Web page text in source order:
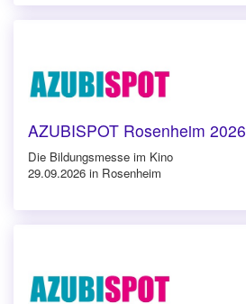
AZUBISPOT Rosenheim 2026
Die Bildungsmesse im Kino
29.09.2026 in Rosenheim